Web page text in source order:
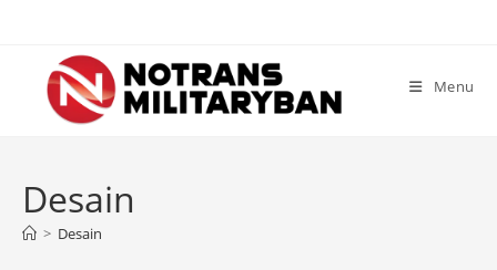
content
Menu
Desain
> Desain